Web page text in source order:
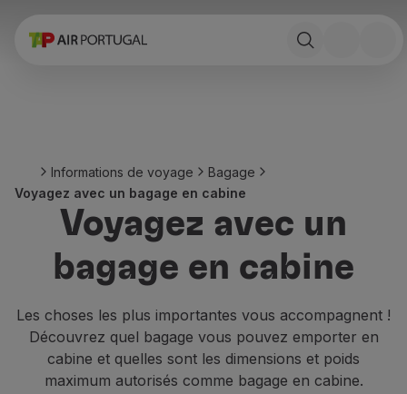
Réserver
Stopover
Informations de voyage
Bagage
Besoins spéciaux
Voyager avec des animaux
Bébés et enfants
Femmes enceintes
Exigences et documentation
À bord
Vols en Business
Informations de voyage
Bagage
Voyagez avec un bagage en cabine
Voyagez avec un
bagage en cabine
Les choses les plus importantes vous accompagnent !
Découvrez quel bagage vous pouvez emporter en
cabine et quelles sont les dimensions et poids
maximum autorisés comme bagage en cabine.